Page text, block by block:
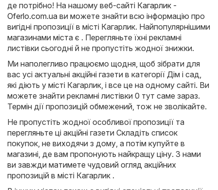
де потрібно! На нашому веб-сайті Кагарлик -
Oferlo.com.ua ви можете знайти всю інформацію про
вигідні пропозиції в місті Кагарлик. Найпопулярнішими
магазинами міста є . Перегляньте їхні рекламні
листівки сьогодні й не пропустіть жодної знижки.
Ми наполегливо працюємо щодня, щоб зібрати для
вас усі актуальні акційні газети в категорії Дім і сад,
які діють у місті Кагарлик, і все це на одному сайті. Ви
можете знайти рекламні листівки 0 тут саме зараз.
Термін дії пропозицій обмежений, тож не зволікайте.
Не пропустіть жодної особливої пропозиції та
перегляньте ці акційні газети Складіть список
покупок, не виходячи з дому, а потім купуйте в
магазині, де вам пропонують найкращу ціну. З нами
ви завжди матимете чудовий огляд акційних
пропозицій в місті Кагарлик .